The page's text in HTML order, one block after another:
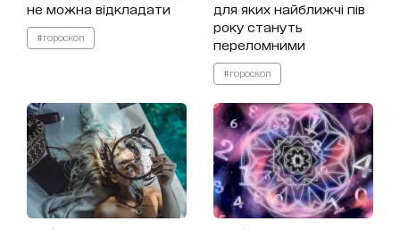
не можна відкладати
#гороскоп
для яких найближчі пів
року стануть
переломними
#гороскоп